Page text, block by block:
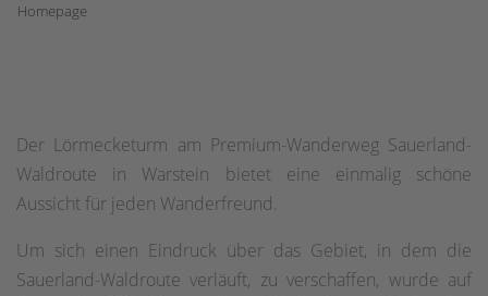
Homepage
Der Lörmecketurm am Premium-Wanderweg Sauerland-
Waldroute in Warstein bietet eine einmalig schöne
Aussicht für jeden Wanderfreund.
Um sich einen Eindruck über das Gebiet, in dem die
Sauerland-Waldroute verläuft, zu verschaffen, wurde auf